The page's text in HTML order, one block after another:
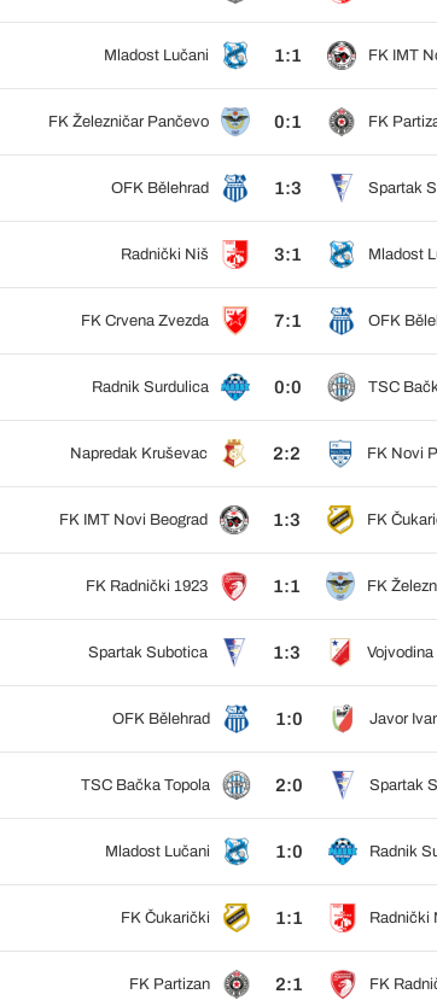
Mladost Lučani 1:1 FK IMT
FK Železničar Pančevo 0:1 FK
OFK Bělehrad 1:3 Spartak
Radnički Niš 3:1 Mladost
FK Crvena Zvezda 7:1 OFK
Radnik Surdulica 0:0 TSC
Napredak Kruševac 2:2 FK Novi
FK IMT Novi Beograd 1:3 FK
FK Radnički 1923 1:1 FK
Spartak Subotica 1:3
OFK Bělehrad 1:0 Javor
TSC Bačka Topola 2:0 Spartak
Mladost Lučani 1:0 Radnik
FK Čukarički 1:1 Radnički
FK Partizan 2:1 FK